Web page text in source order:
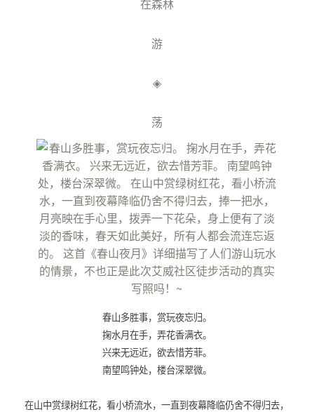
在森林
游
◈
荡
春山多胜事，赏玩夜忘归。
掬水月在手，弄花香满衣。
兴来无远近，欲去惜芳菲。
南望鸣钟处，楼台深翠微。
在山中赏绿树红花，看小桥流水，一直到夜幕降临仍舍不得归去，